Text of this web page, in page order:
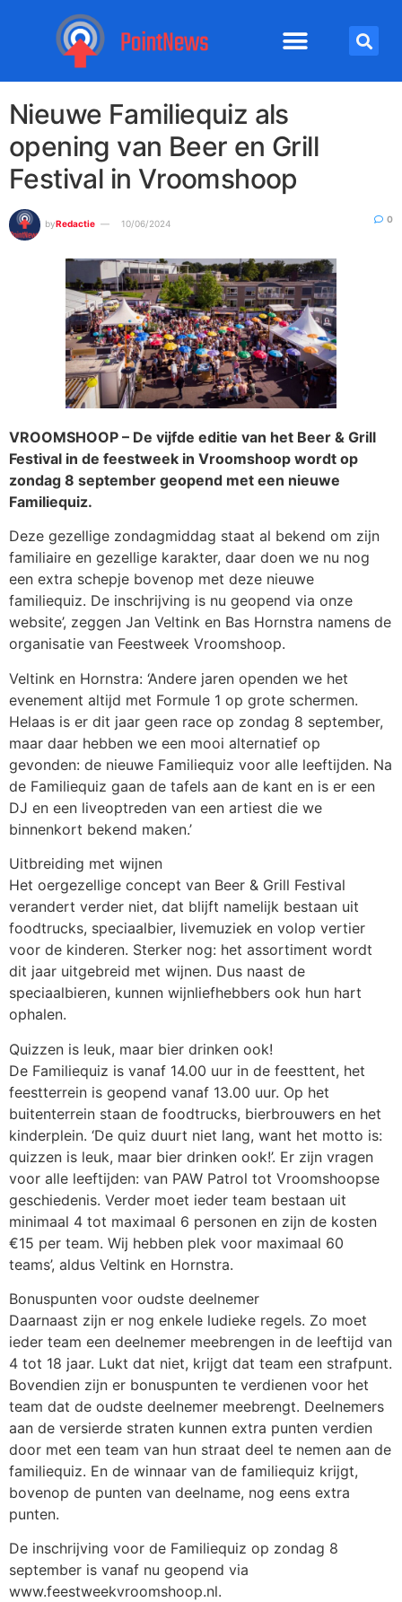
Nieuwe Familiequiz als
opening van Beer en Grill
Festival in Vroomshoop
byRedactie 10/06/2024 0
VROOMSHOOP – De vijfde editie van het Beer & Grill
Festival in de feestweek in Vroomshoop wordt op
zondag 8 september geopend met een nieuwe
Familiequiz.
Deze gezellige zondagmiddag staat al bekend om zijn
familiaire en gezellige karakter, daar doen we nu nog
een extra schepje bovenop met deze nieuwe
familiequiz. De inschrijving is nu geopend via onze
website’, zeggen Jan Veltink en Bas Hornstra namens de
organisatie van Feestweek Vroomshoop.
Veltink en Hornstra: ‘Andere jaren openden we het
evenement altijd met Formule 1 op grote schermen.
Helaas is er dit jaar geen race op zondag 8 september,
maar daar hebben we een mooi alternatief op
gevonden: de nieuwe Familiequiz voor alle leeftijden. Na
de Familiequiz gaan de tafels aan de kant en is er een
DJ en een liveoptreden van een artiest die we
binnenkort bekend maken.’
Uitbreiding met wijnen
Het oergezellige concept van Beer & Grill Festival
verandert verder niet, dat blijft namelijk bestaan uit
foodtrucks, speciaalbier, livemuziek en volop vertier
voor de kinderen. Sterker nog: het assortiment wordt
dit jaar uitgebreid met wijnen. Dus naast de
speciaalbieren, kunnen wijnliefhebbers ook hun hart
ophalen.
Quizzen is leuk, maar bier drinken ook!
De Familiequiz is vanaf 14.00 uur in de feesttent, het
feestterrein is geopend vanaf 13.00 uur. Op het
buitenterrein staan de foodtrucks, bierbrouwers en het
kinderplein. ‘De quiz duurt niet lang, want het motto is:
quizzen is leuk, maar bier drinken ook!’. Er zijn vragen
voor alle leeftijden: van PAW Patrol tot Vroomshoopse
geschiedenis. Verder moet ieder team bestaan uit
minimaal 4 tot maximaal 6 personen en zijn de kosten
€15 per team. Wij hebben plek voor maximaal 60
teams’, aldus Veltink en Hornstra.
Bonuspunten voor oudste deelnemer
Daarnaast zijn er nog enkele ludieke regels. Zo moet
ieder team een deelnemer meebrengen in de leeftijd van
4 tot 18 jaar. Lukt dat niet, krijgt dat team een strafpunt.
Bovendien zijn er bonuspunten te verdienen voor het
team dat de oudste deelnemer meebrengt. Deelnemers
aan de versierde straten kunnen extra punten verdien
door met een team van hun straat deel te nemen aan de
familiequiz. En de winnaar van de familiequiz krijgt,
bovenop de punten van deelname, nog eens extra
punten.
De inschrijving voor de Familiequiz op zondag 8
september is vanaf nu geopend via
www.feestweekvroomshoop.nl.